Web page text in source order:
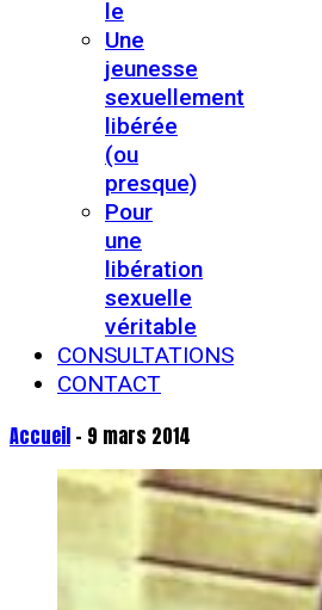
le
Une
jeunesse
sexuellement
libérée
(ou
presque)
Pour
une
libération
sexuelle
véritable
CONSULTATIONS
CONTACT
Accueil - 9 mars 2014